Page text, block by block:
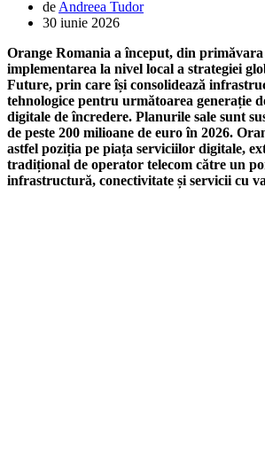
de Andreea Tudor
30 iunie 2026
Orange Romania a început, din primăvara
implementarea la nivel local a strategiei
Future, prin care își consolidează
tehnologice pentru următoarea generație
digitale de încredere. Planurile sale sunt
de peste 200 milioane de euro în 2026.
astfel poziția pe piața serviciilor digitale,
tradițional de operator telecom către un
infrastructură, conectivitate și servicii cu